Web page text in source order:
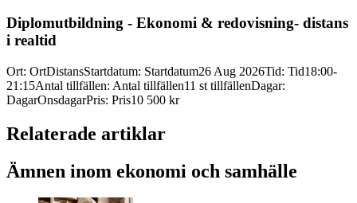
Diplomutbildning - Ekonomi & redovisning- distans
i realtid
Ort: OrtDistansStartdatum: Startdatum26 Aug 2026Tid: Tid18:00-
21:15Antal tillfällen: Antal tillfällen11 st tillfällenDagar:
DagarOnsdagarPris: Pris10 500 kr
Relaterade artiklar
Ämnen inom ekonomi och samhälle